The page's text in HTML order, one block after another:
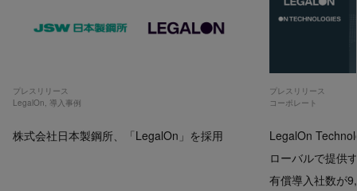
プレスリリース
LegalOn, 導入事例
株式会社日本製鋼所、「LegalOn」を採用
プレスリリース
コーポレート
LegalOn
ローバルで提供
有償導入社数が